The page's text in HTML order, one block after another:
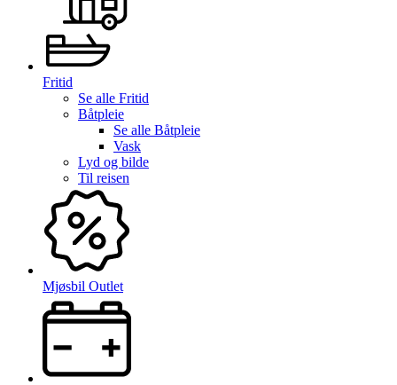
Fritid
Se alle Fritid
Båtpleie
Se alle Båtpleie
Vask
Lyd og bilde
Til reisen
Mjøsbil Outlet